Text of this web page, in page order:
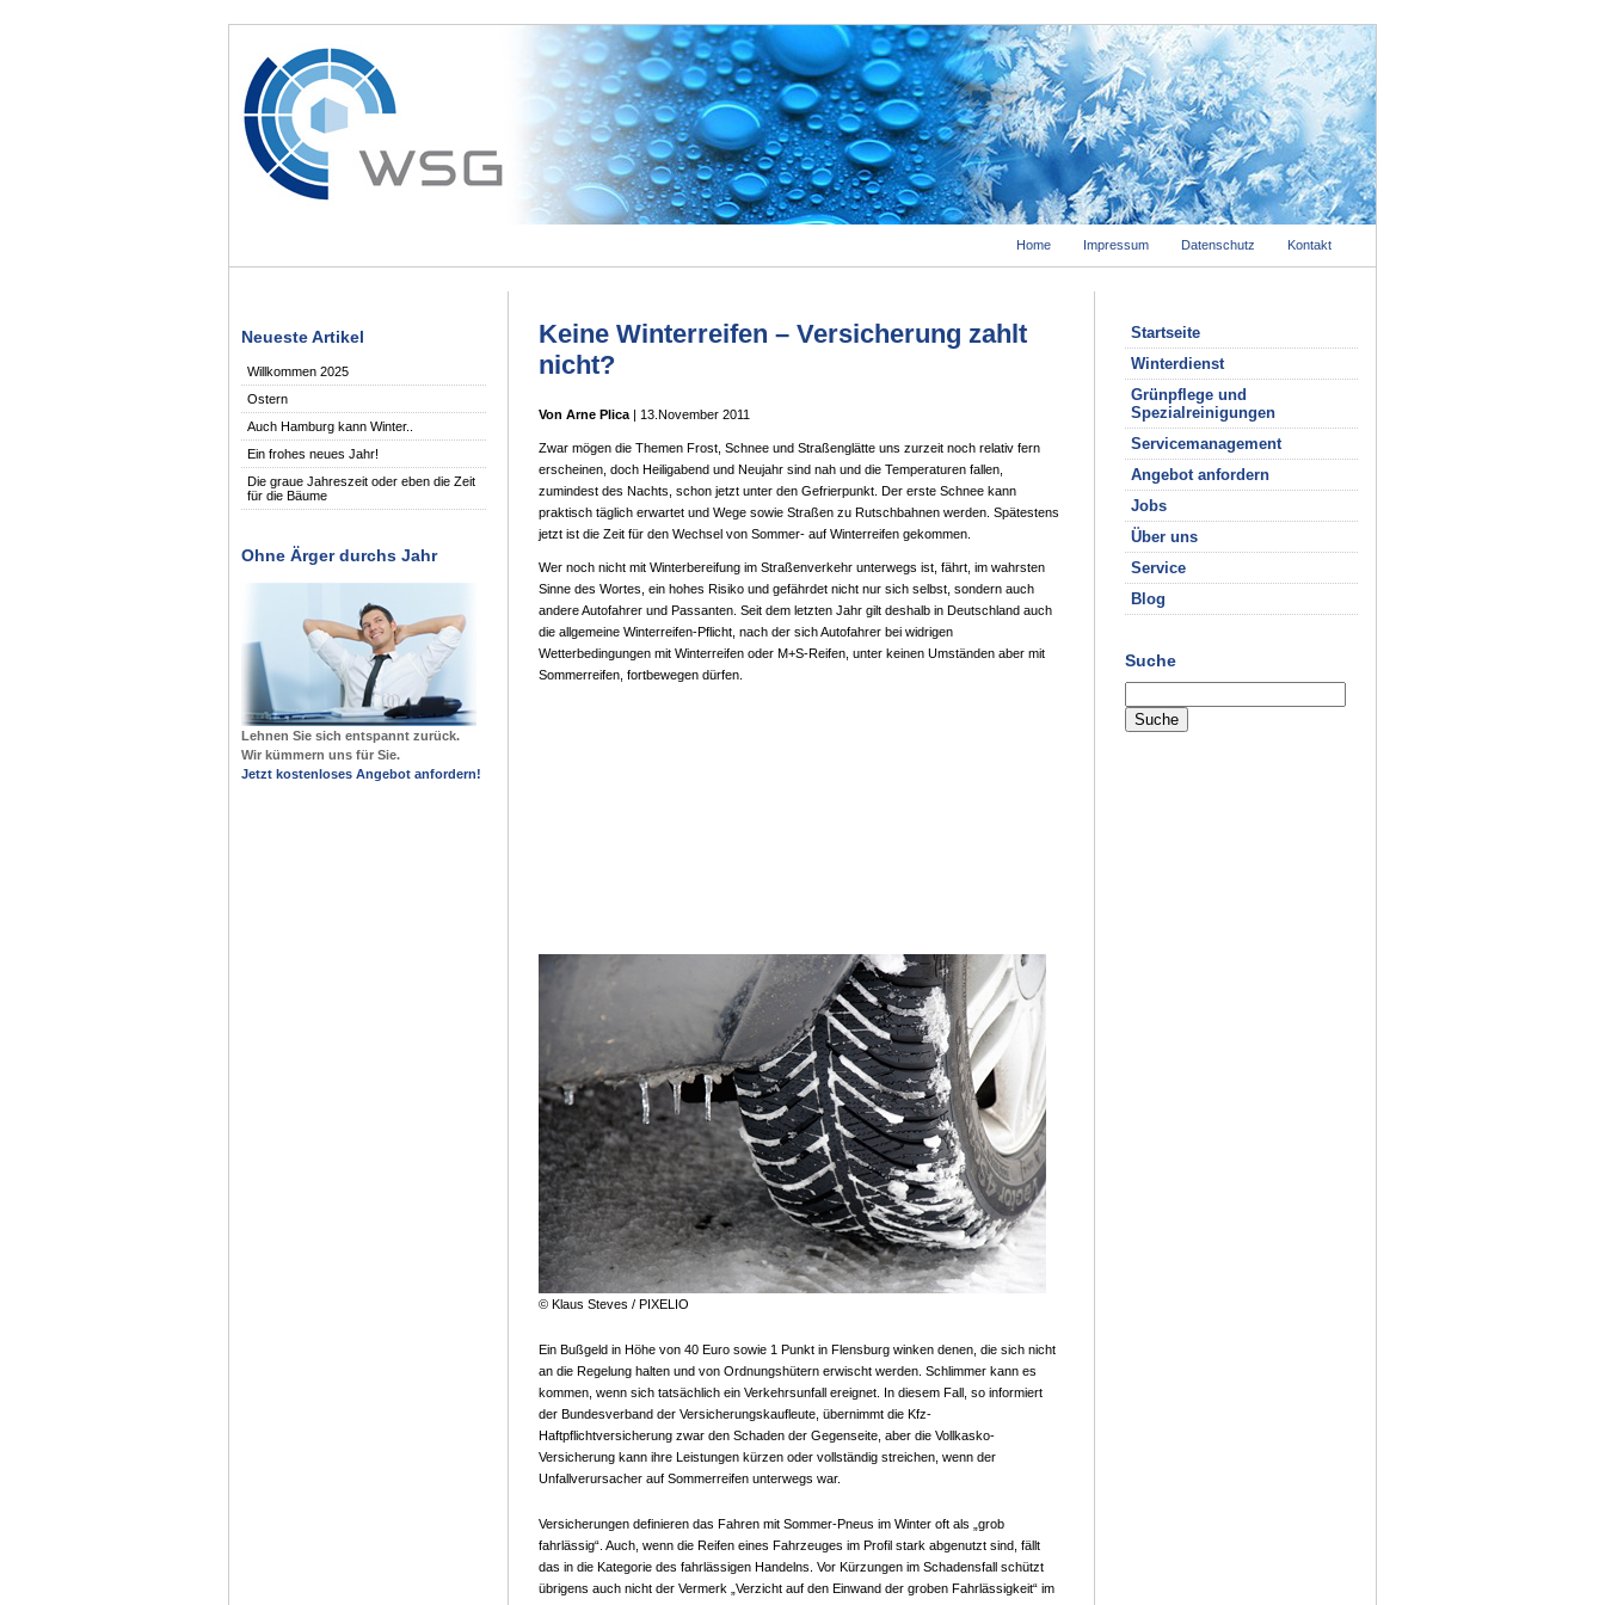
Home Impressum Datenschutz Kontakt
Neueste Artikel
Willkommen 2025
Ostern
Auch Hamburg kann Winter..
Ein frohes neues Jahr!
Die graue Jahreszeit oder eben die Zeit
für die Bäume
Ohne Ärger durchs Jahr
Lehnen Sie sich entspannt zurück.
Wir kümmern uns für Sie.
Jetzt kostenloses Angebot anfordern!
Startseite
Winterdienst
Grünpflege und
Spezialreinigungen
Servicemanagement
Angebot anfordern
Jobs
Über uns
Service
Blog
Suche
Keine Winterreifen – Versicherung zahlt
nicht?
Von Arne Plica | 13.November 2011
Zwar mögen die Themen Frost, Schnee und Straßenglätte uns zurzeit noch relativ fern
erscheinen, doch Heiligabend und Neujahr sind nah und die Temperaturen fallen,
zumindest des Nachts, schon jetzt unter den Gefrierpunkt. Der erste Schnee kann
praktisch täglich erwartet und Wege sowie Straßen zu Rutschbahnen werden. Spätestens
jetzt ist die Zeit für den Wechsel von Sommer- auf Winterreifen gekommen.
Wer noch nicht mit Winterbereifung im Straßenverkehr unterwegs ist, fährt, im wahrsten
Sinne des Wortes, ein hohes Risiko und gefährdet nicht nur sich selbst, sondern auch
andere Autofahrer und Passanten. Seit dem letzten Jahr gilt deshalb in Deutschland auch
die allgemeine Winterreifen-Pflicht, nach der sich Autofahrer bei widrigen
Wetterbedingungen mit Winterreifen oder M+S-Reifen, unter keinen Umständen aber mit
Sommerreifen, fortbewegen dürfen.
© Klaus Steves / PIXELIO
Ein Bußgeld in Höhe von 40 Euro sowie 1 Punkt in Flensburg winken denen, die sich nicht
an die Regelung halten und von Ordnungshütern erwischt werden. Schlimmer kann es
kommen, wenn sich tatsächlich ein Verkehrsunfall ereignet. In diesem Fall, so informiert
der Bundesverband der Versicherungskaufleute, übernimmt die Kfz-
Haftpflichtversicherung zwar den Schaden der Gegenseite, aber die Vollkasko-
Versicherung kann ihre Leistungen kürzen oder vollständig streichen, wenn der
Unfallverursacher auf Sommerreifen unterwegs war.
Versicherungen definieren das Fahren mit Sommer-Pneus im Winter oft als „grob
fahrlässig“. Auch, wenn die Reifen eines Fahrzeuges im Profil stark abgenutzt sind, fällt
das in die Kategorie des fahrlässigen Handelns. Vor Kürzungen im Schadensfall schützt
übrigens auch nicht der Vermerk „Verzicht auf den Einwand der groben Fahrlässigkeit“ im